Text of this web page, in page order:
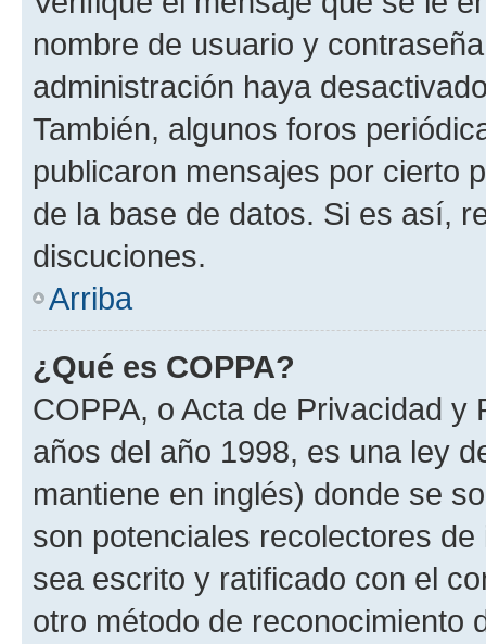
nombre de usuario y
administración haya
También, algunos foros
publicaron mensajes por cierto
de la base de datos. Si es así,
discuciones.
Arriba
¿Qué es COPPA?
COPPA, o Acta de Privacidad
años del año 1998, es una ley
mantiene en inglés) donde se
son potenciales recolectores
sea escrito y ratificado con el
otro método de reconocimiento